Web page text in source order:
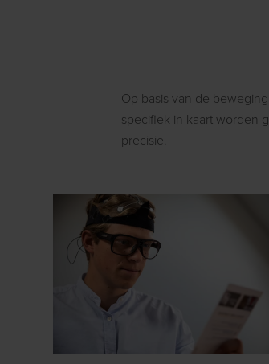
Op basis van de
specifiek in kaart worden
precisie.